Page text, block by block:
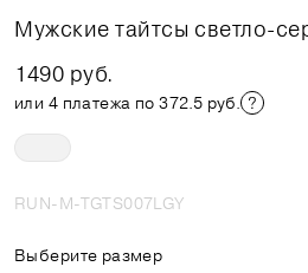
Мужские тайтсы светло-
1490 руб.
или 4 платежа по 372.5 руб.
RUN-M-TGTS007LGY
Выберите размер